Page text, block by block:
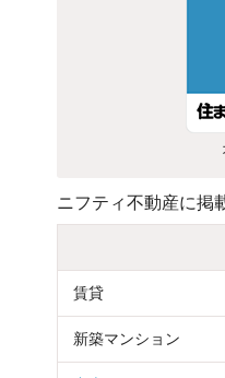
ニフティ不動産に掲
賃貸
新築マンション